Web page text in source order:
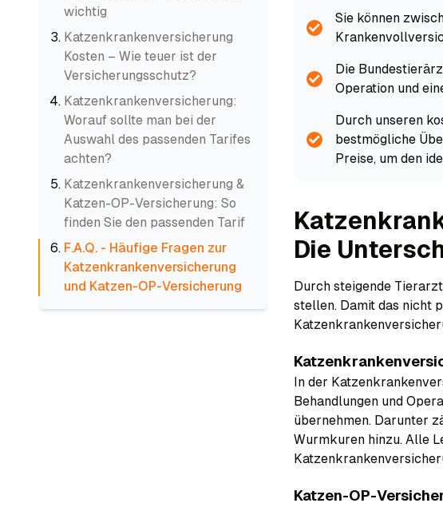
wichtig
Katzenkrankenversicherung
Kosten – Wie teuer ist der
Versicherungsschutz?
Katzenkrankenversicherung:
Worauf sollte man bei der
Auswahl des passenden Tarifes
achten?
Katzenkrankenversicherung &
Katzen-OP-Versicherung: So
finden Sie den passenden Tarif
F.A.Q. - Häufige Fragen zur
Katzenkrankenversicherung
und Katzen-OP-Versicherung
Sie können
Die
Operation und
Durch unseren
bestmögliche
Preise, um den
Die
Durch steigende
stellen. Damit das nicht
In der
Behandlungen und
übernehmen. Darunter
Wurmkuren hinzu. Alle
Katzen-OP-